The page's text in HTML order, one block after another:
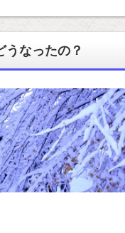
うなったの？